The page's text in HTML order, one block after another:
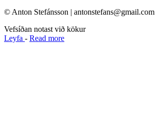
© Anton Stefánsson | antonstefans@gmail.com
Vefsíðan notast við kökur
Leyfa - Read more